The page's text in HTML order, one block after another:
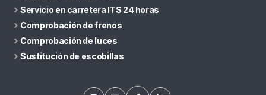
Servicio en carretera ITS 24 horas
Comprobación de frenos
Comprobación de luces
Sustitución de escobillas